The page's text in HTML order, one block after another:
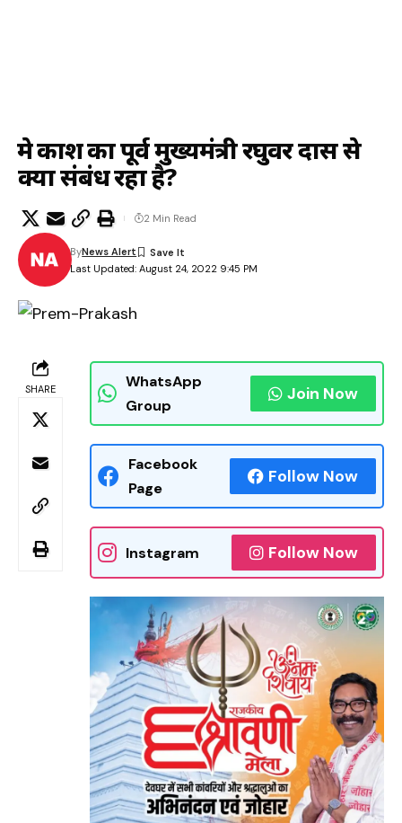
प्रेम प्रकाश का पूर्व मुख्यमंत्री रघुवर दास से
क्या संबंध रहा है?
Last Updated: August 24, 2022 9:45 PM
ByNews Alert
2 Min Read
SHARE
WhatsApp
Group
Join Now
Facebook
Page
Follow Now
Instagram Follow Now